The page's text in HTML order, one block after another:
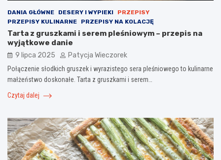
DANIA GŁÓWNE DESERY I WYPIEKI
PRZEPISY
PRZEPISY KULINARNE
PRZEPISY NA KOLACJĘ
Tarta z gruszkami i serem pleśniowym – przepis na
wyjątkowe danie
9 lipca 2025 Patycja Wieczorek
Połączenie słodkich gruszek i wyrazistego sera pleśniowego to kulinarne
małżeństwo doskonałe. Tarta z gruszkami i serem…
Czytaj dalej